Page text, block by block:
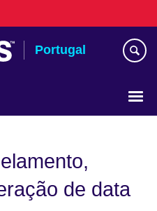
Portugal
de data